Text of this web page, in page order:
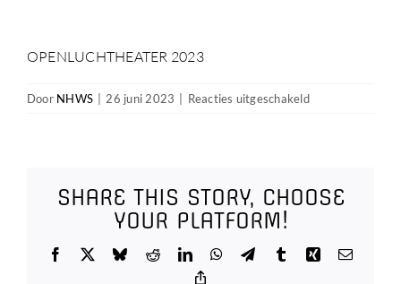
OPENLUCHTHEATER 2023
Door NHWS 26 juni 2023 Reacties uitgeschakeldvoor
SHARE THIS STORY, CHOOSE
YOUR PLATFORM!
Facebook BlueskyRedditLinkedInWhatsApp
TelegramTumblrXing E-